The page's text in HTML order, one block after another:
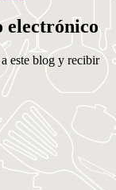
electrónico
este blog y recibir